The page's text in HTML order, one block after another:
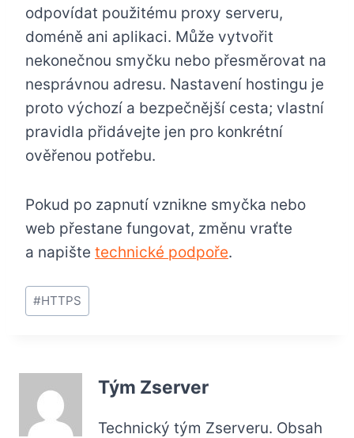
odpovídat použitému proxy serveru,
doméně ani aplikaci. Může vytvořit
nekonečnou smyčku nebo přesměrovat na
nesprávnou adresu. Nastavení hostingu je
proto výchozí a bezpečnější cesta; vlastní
pravidla přidávejte jen pro konkrétní
ověřenou potřebu.
Pokud po zapnutí vznikne smyčka nebo
web přestane fungovat, změnu vraťte
a napište technické podpoře.
Štítky
příspěvků:
#HTTPS
Tým Zserver
Technický tým Zserveru. Obsah